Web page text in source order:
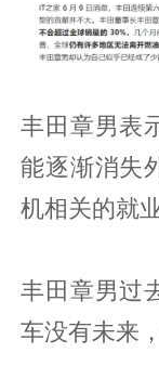
丰田章男表
能逐渐消失
机相关的就
丰田章男过
车没有未来